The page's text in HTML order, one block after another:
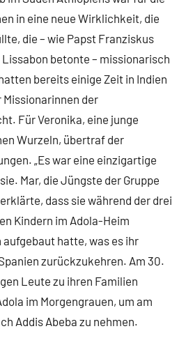
in eine neue Wirklichkeit, die
die – wie Papst Franziskus
betonte – missionarisch
bereits einige Zeit in Indien
der
Für Veronika, eine junge
Wurzeln, übertraf der
„Es war eine einzigartige
Mar, die Jüngste der Gruppe
dass sie während der drei
Kindern im Adola-Heim
hatte, was es ihr
zurückzukehren. Am 30.
Leute zu ihren Familien
im Morgengrauen, um am
Addis Abeba zu nehmen.